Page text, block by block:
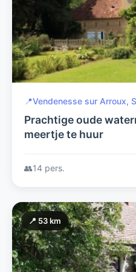
📍Vendenesse sur Arroux,
Prachtige oude
meertje te huur
👥14 pers.
📍 53 km